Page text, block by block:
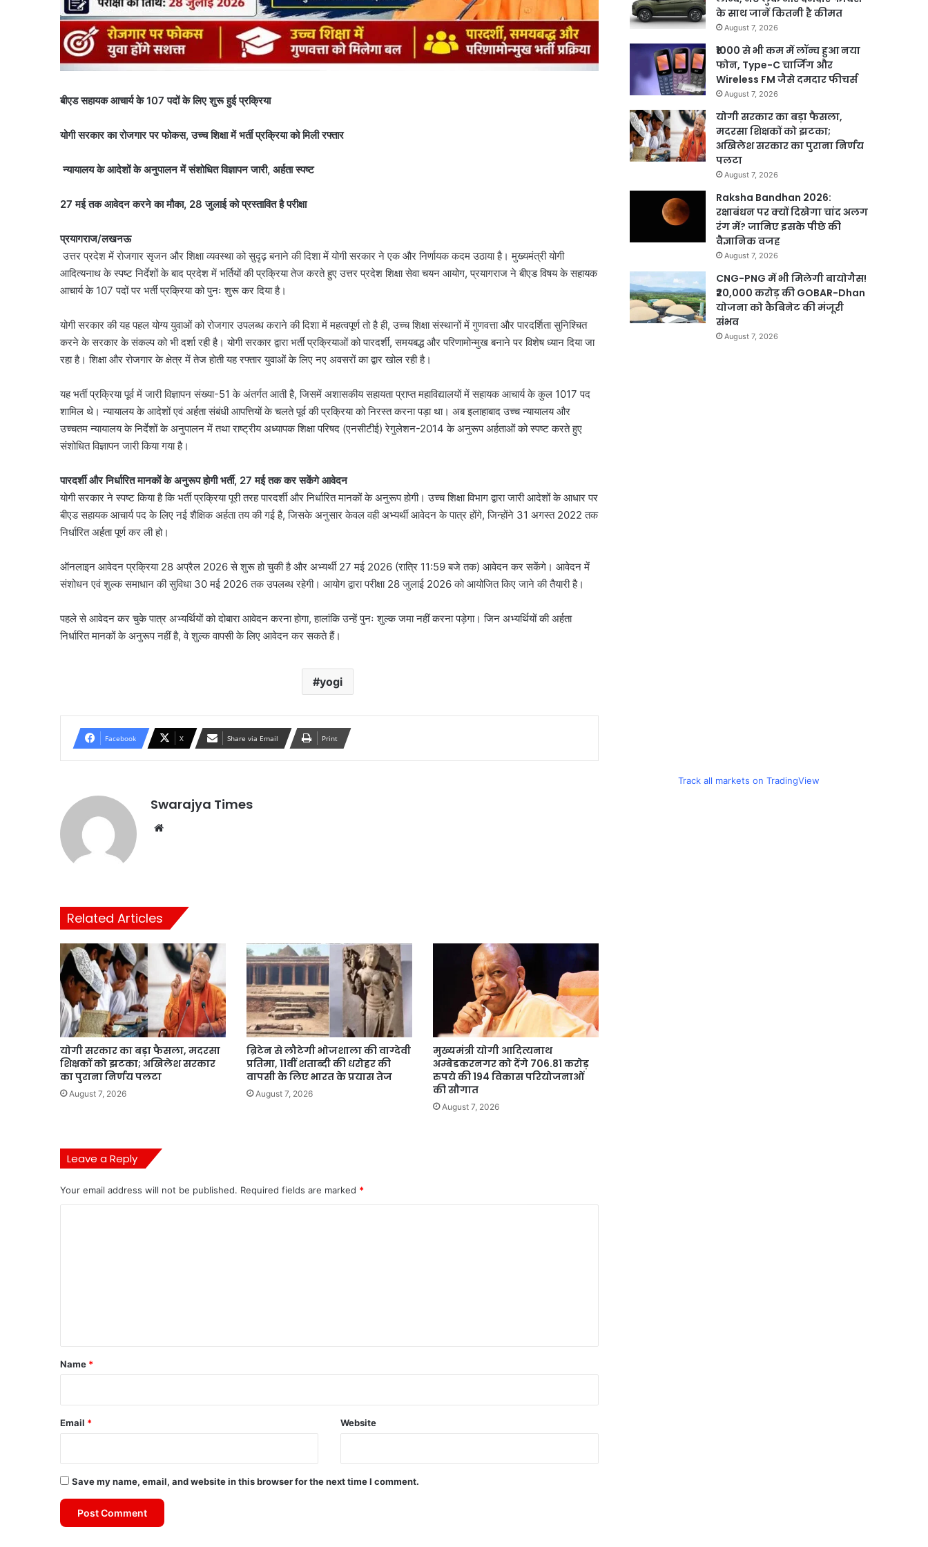
बीएड सहायक आचार्य के 107 पदों के लिए शुरू हुई प्रक्रिया
योगी सरकार का रोजगार पर फोकस, उच्च शिक्षा में भर्ती प्रक्रिया को मिली रफ्तार
न्यायालय के आदेशों के अनुपालन में संशोधित विज्ञापन जारी, अर्हता स्पष्ट
27 मई तक आवेदन करने का मौका, 28 जुलाई को प्रस्तावित है परीक्षा
प्रयागराज/लखनऊ
उत्तर प्रदेश में रोजगार सृजन और शिक्षा व्यवस्था को सुदृढ़ बनाने की दिशा में योगी सरकार ने एक और निर्णायक कदम उठाया है। मुख्यमंत्री योगी
आदित्यनाथ के स्पष्ट निर्देशों के बाद प्रदेश में भर्तियों की प्रक्रिया तेज करते हुए उत्तर प्रदेश शिक्षा सेवा चयन आयोग, प्रयागराज ने बीएड विषय के सहायक
आचार्य के 107 पदों पर भर्ती प्रक्रिया को पुनः शुरू कर दिया है।
योगी सरकार की यह पहल योग्य युवाओं को रोजगार उपलब्ध कराने की दिशा में महत्वपूर्ण तो है ही, उच्च शिक्षा संस्थानों में गुणवत्ता और पारदर्शिता सुनिश्चित
करने के सरकार के संकल्प को भी दर्शा रही है। योगी सरकार द्वारा भर्ती प्रक्रियाओं को पारदर्शी, समयबद्ध और परिणामोन्मुख बनाने पर विशेष ध्यान दिया जा
रहा है। शिक्षा और रोजगार के क्षेत्र में तेज होती यह रफ्तार युवाओं के लिए नए अवसरों का द्वार खोल रही है।
यह भर्ती प्रक्रिया पूर्व में जारी विज्ञापन संख्या-51 के अंतर्गत आती है, जिसमें अशासकीय सहायता प्राप्त महाविद्यालयों में सहायक आचार्य के कुल 1017 पद
शामिल थे। न्यायालय के आदेशों एवं अर्हता संबंधी आपत्तियों के चलते पूर्व की प्रक्रिया को निरस्त करना पड़ा था। अब इलाहाबाद उच्च न्यायालय और
उच्चतम न्यायालय के निर्देशों के अनुपालन में तथा राष्ट्रीय अध्यापक शिक्षा परिषद (एनसीटीई) रेगुलेशन-2014 के अनुरूप अर्हताओं को स्पष्ट करते हुए
संशोधित विज्ञापन जारी किया गया है।
पारदर्शी और निर्धारित मानकों के अनुरूप होगी भर्ती, 27 मई तक कर सकेंगे आवेदन
योगी सरकार ने स्पष्ट किया है कि भर्ती प्रक्रिया पूरी तरह पारदर्शी और निर्धारित मानकों के अनुरूप होगी। उच्च शिक्षा विभाग द्वारा जारी आदेशों के आधार पर
बीएड सहायक आचार्य पद के लिए नई शैक्षिक अर्हता तय की गई है, जिसके अनुसार केवल वही अभ्यर्थी आवेदन के पात्र होंगे, जिन्होंने 31 अगस्त 2022 तक
निर्धारित अर्हता पूर्ण कर ली हो।
ऑनलाइन आवेदन प्रक्रिया 28 अप्रैल 2026 से शुरू हो चुकी है और अभ्यर्थी 27 मई 2026 (रात्रि 11:59 बजे तक) आवेदन कर सकेंगे। आवेदन में
संशोधन एवं शुल्क समाधान की सुविधा 30 मई 2026 तक उपलब्ध रहेगी। आयोग द्वारा परीक्षा 28 जुलाई 2026 को आयोजित किए जाने की तैयारी है।
पहले से आवेदन कर चुके पात्र अभ्यर्थियों को दोबारा आवेदन करना होगा, हालांकि उन्हें पुनः शुल्क जमा नहीं करना पड़ेगा। जिन अभ्यर्थियों की अर्हता
निर्धारित मानकों के अनुरूप नहीं है, वे शुल्क वापसी के लिए आवेदन कर सकते हैं।
yogi
Facebook X Share via Email Print
Swarajya Times
Related Articles
योगी सरकार का बड़ा फैसला, मदरसा
शिक्षकों को झटका; अखिलेश सरकार
का पुराना निर्णय पलटा
August 7, 2026
ब्रिटेन से लौटेगी भोजशाला की वाग्देवी
प्रतिमा, 11वीं शताब्दी की धरोहर की
वापसी के लिए भारत के प्रयास तेज
August 7, 2026
मुख्यमंत्री योगी आदित्यनाथ
अम्बेडकरनगर को देंगे 706.81 करोड़
रुपये की 194 विकास परियोजनाओं
की सौगात
August 7, 2026
Leave a Reply
Your email address will not be published. Required fields are marked *
*
Name *
Email * Website
Save my name, email, and website in this browser for the next time I comment.
के साथ जानें कितनी है कीमत
August 7, 2026
₹1000 से भी कम में लॉन्च हुआ नया
फोन, Type-C चार्जिंग और
Wireless FM जैसे दमदार फीचर्स
August 7, 2026
योगी सरकार का बड़ा फैसला,
मदरसा शिक्षकों को झटका;
अखिलेश सरकार का पुराना निर्णय
पलटा
August 7, 2026
Raksha Bandhan 2026:
रक्षाबंधन पर क्यों दिखेगा चांद अलग
रंग में? जानिए इसके पीछे की
वैज्ञानिक वजह
August 7, 2026
CNG-PNG में भी मिलेगी बायोगैस!
₹20,000 करोड़ की GOBAR-Dhan
योजना को कैबिनेट की मंजूरी
संभव
August 7, 2026
Track all markets on TradingView